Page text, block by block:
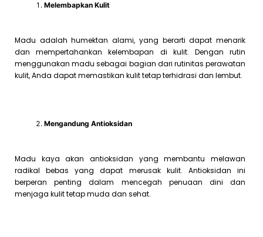
Melembapkan Kulit
Madu adalah humektan alami, yang berarti dapat menarik
dan mempertahankan kelembapan di kulit. Dengan rutin
menggunakan madu sebagai bagian dari rutinitas perawatan
kulit, Anda dapat memastikan kulit tetap terhidrasi dan lembut.
Mengandung Antioksidan
Madu kaya akan antioksidan yang membantu melawan
radikal bebas yang dapat merusak kulit. Antioksidan ini
berperan penting dalam mencegah penuaan dini dan
menjaga kulit tetap muda dan sehat.